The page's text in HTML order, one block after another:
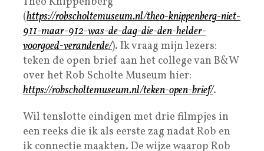
(https://robscholtemuseum.nl/theo-knippenberg-niet-
911-maar-912-was-de-dag-die-den-helder-
voorgoed-veranderde/). Ik vraag mijn lezers:
teken de open brief aan het college van B&W
over het Rob Scholte Museum hier:
https://robscholtemuseum.nl/teken-open-brief/.
Wil tenslotte eindigen met drie filmpjes in
een reeks die ik als eerste zag nadat Rob en
ik connectie maakten. De wijze waarop Rob